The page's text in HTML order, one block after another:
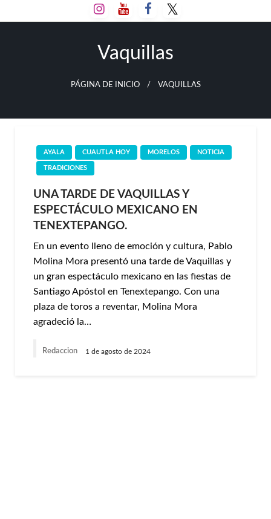
al
Vaquillas
PÁGINA DE INICIO VAQUILLAS
AYALA CUAUTLA HOY MORELOS NOTICIA
TRADICIONES
UNA TARDE DE VAQUILLAS Y
ESPECTÁCULO MEXICANO EN
TENEXTEPANGO.
En un evento lleno de emoción y cultura, Pablo
Molina Mora presentó una tarde de Vaquillas y
un gran espectáculo mexicano en las fiestas de
Santiago Apóstol en Tenextepango. Con una
plaza de toros a reventar, Molina Mora
agradeció la…
Redaccion 1 de agosto de 2024